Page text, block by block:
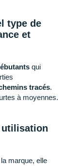
type de
et
qui
tracés.
à moyennes.
utilisation
marque, elle